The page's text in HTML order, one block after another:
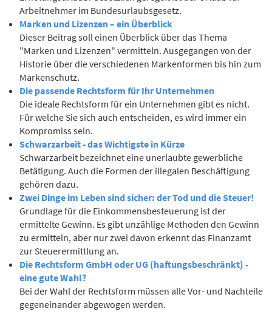
Arbeitnehmer im Bundesurlaubsgesetz.
Marken und Lizenzen – ein Überblick
Dieser Beitrag soll einen Überblick über das Thema
"Marken und Lizenzen" vermitteln. Ausgegangen von der
Historie über die verschiedenen Markenformen bis hin zum
Markenschutz.
Die passende Rechtsform für Ihr Unternehmen
Die ideale Rechtsform für ein Unternehmen gibt es nicht.
Für welche Sie sich auch entscheiden, es wird immer ein
Kompromiss sein.
Schwarzarbeit - das Wichtigste in Kürze
Schwarzarbeit bezeichnet eine unerlaubte gewerbliche
Betätigung. Auch die Formen der illegalen Beschäftigung
gehören dazu.
Zwei Dinge im Leben sind sicher: der Tod und die Steuer!
Grundlage für die Einkommensbesteuerung ist der
ermittelte Gewinn. Es gibt unzählige Methoden den Gewinn
zu ermitteln, aber nur zwei davon erkennt das Finanzamt
zur Steuerermittlung an.
Die Rechtsform GmbH oder UG (haftungsbeschränkt) -
eine gute Wahl?
Bei der Wahl der Rechtsform müssen alle Vor- und Nachteile
gegeneinander abgewogen werden.